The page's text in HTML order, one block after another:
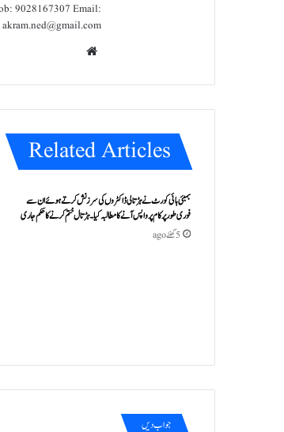
9028167307 Email:
akram.ned@gmail.com
e
Related Articles
بمبئی ہائی کورٹ نے ہڑتالی ڈاکٹروں کی سرزنش کرتے ہوئے ان سے
فوری طور پر کام پر واپس آنے کا مطالبہ کیا۔ہڑتال ختم کرنے کا حکم جاری
5 گھنٹے ago
جواب دیں